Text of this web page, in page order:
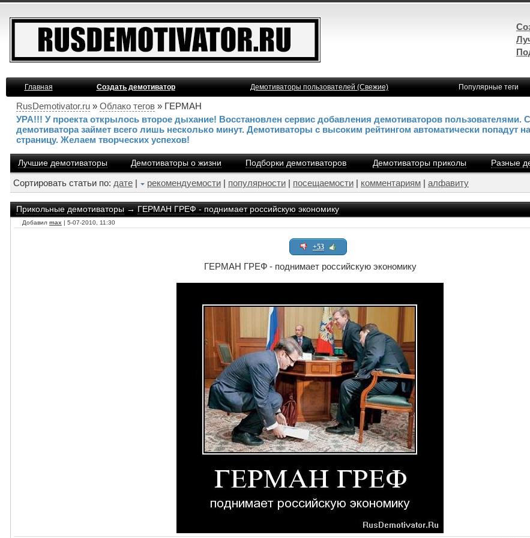
Главная
Создать демотиватор Демотиваторы пользователей (Свежие) Популярные теги
RusDemotivator.ru » Облако тегов » ГЕРМАН
УРА!!! У проекта открылось второе дыхание! Восстановлен сервис добавления демотиваторов пользователями.
демотиватора займет всего лишь несколько минут. Демотиваторы с высоким рейтингом автоматически попадут
страницу. Желаем творческих успехов!
Лучшие демотиваторы Демотиваторы о жизни Подборки демотиваторов Демотиваторы приколы Разные
Сортировать статьи по: дате | рекомендуемости | популярности | посещаемости | комментариям | алфавиту
Прикольные демотиваторы→ГЕРМАН ГРЕФ - поднимает российскую экономику
Добавил max | 5-07-2010, 11:30
+53
ГЕРМАН ГРЕФ - поднимает российскую экономику